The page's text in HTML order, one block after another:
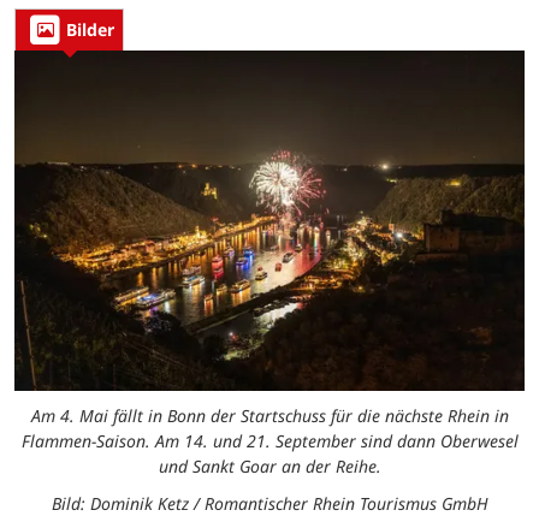
Bilder
Am 4. Mai fällt in Bonn der Startschuss für die nächste Rhein in
Flammen-Saison. Am 14. und 21. September sind dann Oberwesel
und Sankt Goar an der Reihe.
Bild: Dominik Ketz / Romantischer Rhein Tourismus GmbH